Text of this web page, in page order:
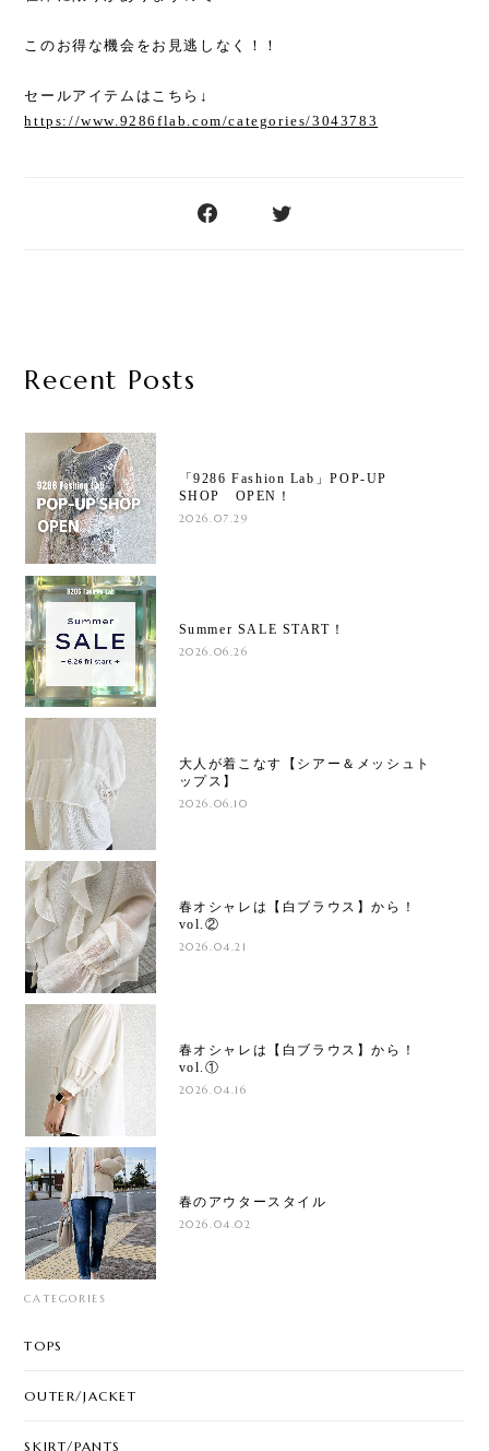
このお得な機会をお見逃しなく！！
セールアイテムはこちら↓
https://www.9286flab.com/categories/3043783
Recent Posts
「9286 Fashion Lab」POP-UP
SHOP OPEN！
2026.07.29
Summer SALE START！
2026.06.26
大人が着こなす【シアー＆メッシュト
ップス】
2026.06.10
春オシャレは【白ブラウス】から！
vol.②
2026.04.21
春オシャレは【白ブラウス】から！
vol.①
2026.04.16
春のアウタースタイル
2026.04.02
CATEGORIES
TOPS
OUTER/JACKET
SKIRT/PANTS